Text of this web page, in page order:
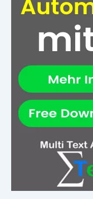
bestimmen, da jedes
abschirmt.
Fazit zur
Wänden verringert
sind neue Fenster die
hier auf unterschiedliche
werden. Ein guter
nur den Schall, sondern
Wärmedämmung bei.
Gesundheit, sondern